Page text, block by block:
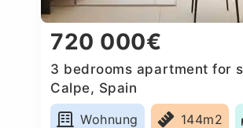
720 000€
3 bedrooms apartment for
Calpe, Spain
Wohnung
144m2